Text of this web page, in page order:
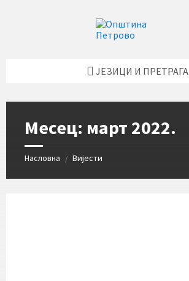
ЈЕЗИЦИ И ПРЕТРАГА
Месец: март 2022.
Насловна / Вијести